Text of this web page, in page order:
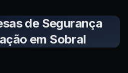
de Segurança
em Sobral